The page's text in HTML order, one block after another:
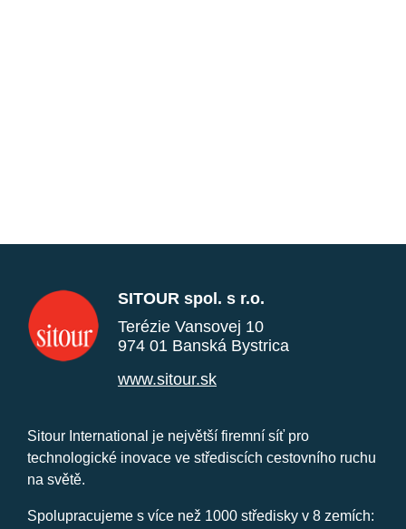
SITOUR spol. s r.o.
Terézie Vansovej 10
974 01 Banská Bystrica
www.sitour.sk
Sitour International je největší firemní síť pro
technologické inovace ve střediscích cestovního ruchu
na světě.
Spolupracujeme s více než 1000 středisky v 8 zemích: